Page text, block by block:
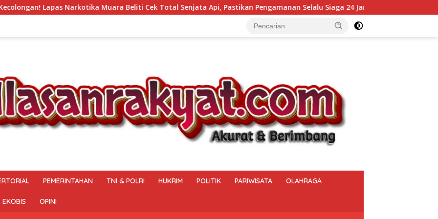
Beliti Cek Total Senjata Api, Pastikan Pengamanan Selalu Siaga 24 Jam Kalapas Muara Beliti Kumpulkan Seluruh
PEMERINTAHAN TNI & POLRI HUKRIM POLITIK PARIWISATA OLAHRAGA
EKOBIS OPINI